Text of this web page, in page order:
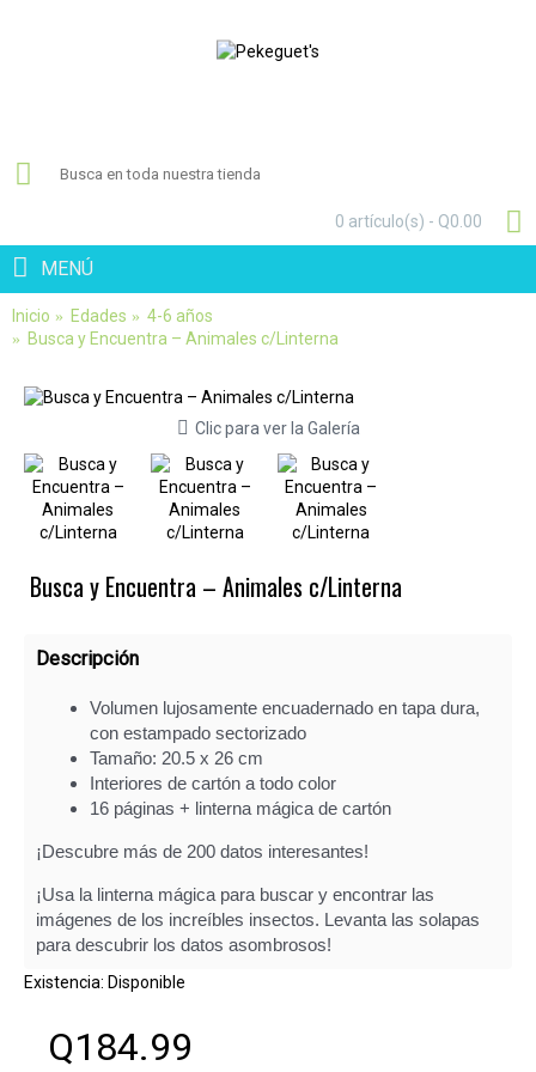
0 artículo(s) - Q0.00
MENÚ
Inicio Edades
4-6 años
Busca y Encuentra – Animales c/Linterna
Clic para ver la Galería
Busca y Encuentra – Animales c/Linterna
Descripción
Volumen lujosamente encuadernado en tapa dura,
con estampado sectorizado
Tamaño: 20.5 x 26 cm
Interiores de cartón a todo color
16 páginas + linterna mágica de cartón
¡Descubre más de 200 datos interesantes!
¡Usa la linterna mágica para buscar y encontrar las
imágenes de los increíbles insectos. Levanta las solapas
para descubrir los datos asombrosos!
Existencia: Disponible
Q184.99